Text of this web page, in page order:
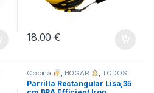
18.00€
Cocina , HOGAR ,TODOS
Parrilla Rectangular Lisa,35